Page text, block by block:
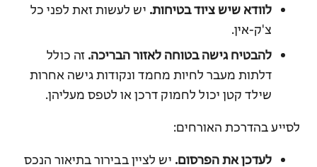
לוודא שיש ציוד בטיחות. יש לעשות זאת לפני כל
צ'ק-אין.
להבטיח גישה בטוחה לאזור הבריכה. זה כולל
דלתות מעבר לחיות מחמד ונקודות גישה אחרות
שילד קטן יכול לחמוק דרכן או לטפס מעליהן.
לסייע בהדרכת האורחים:
לעדכן את הפרסום. יש לציין בבירור בתיאור הנכס